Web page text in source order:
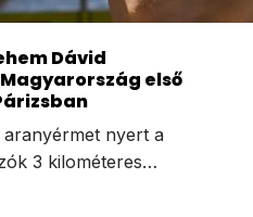
Dávid
első
aranyérmet nyert a
3 kilométeres…